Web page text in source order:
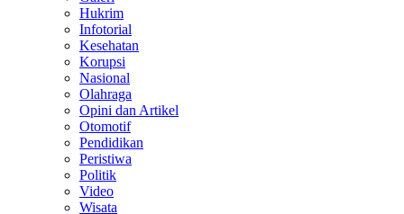
Hukrim
Infotorial
Kesehatan
Korupsi
Nasional
Olahraga
Opini dan Artikel
Otomotif
Pendidikan
Peristiwa
Politik
Video
Wisata